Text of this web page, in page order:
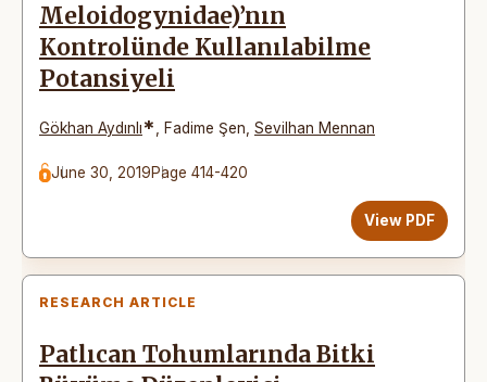
Meloidogynidae)’nın
Kontrolünde Kullanılabilme
Potansiyeli
Gökhan Aydınlı* Fadime Şen Sevilhan Mennan
June 30, 2019Page 414-420
View PDF
RESEARCH ARTICLE
Patlıcan Tohumlarında Bitki